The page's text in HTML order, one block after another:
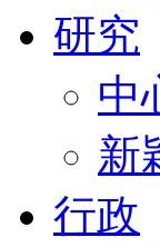
研究
中
新
行政